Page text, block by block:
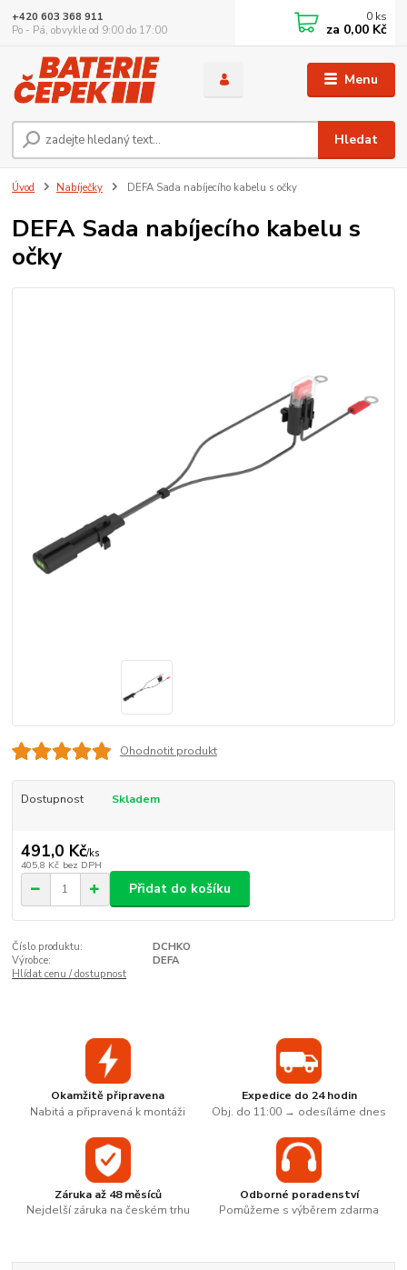
Menu
Hledat
+420 603 368 911
Po - Pá, obvykle od 9:00 do 17:00
0 ks
za 0,00 Kč
Úvod Nabíječky DEFA Sada nabíjecího kabelu s očky
DEFA Sada nabíjecího kabelu s
očky
Ohodnotit produkt
Dostupnost Skladem
491,0 Kč/ks
405,8 Kč bez DPH
Přidat do košíku
Číslo produktu:
DCHKO
Výrobce:
DEFA
Hlídat cenu / dostupnost
Okamžitě připravena
Nabitá a připravená k montáži
Expedice do 24 hodin
Obj. do 11:00 → odesíláme dnes
Záruka až 48 měsíců
Nejdelší záruka na českém trhu
Odborné poradenství
Pomůžeme s výběrem zdarma